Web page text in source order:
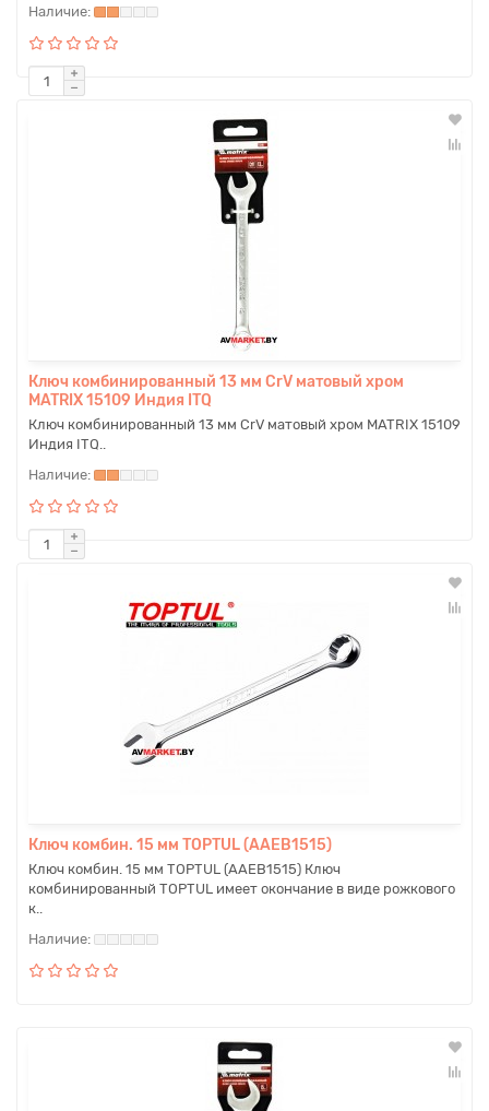
Ключ комбинированный 13 мм CrV матовый хром
MATRIX 15109 Индия ITQ
Ключ комбинированный 13 мм CrV матовый хром MATRIX 15109
Индия ITQ..
Ключ комбин. 15 мм TOPTUL (AAEB1515)
Ключ комбин. 15 мм TOPTUL (AAEB1515) Ключ
комбинированный TOPTUL имеет окончание в виде рожкового
к..